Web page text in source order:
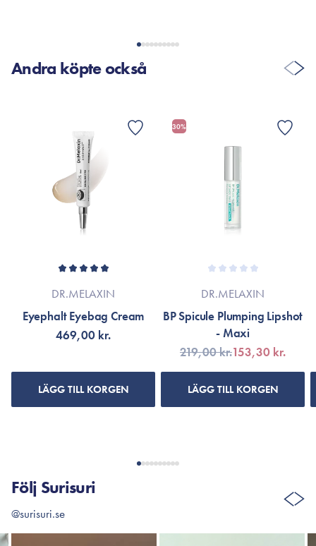
Andra köpte också
DR.MELAXIN
Eyephalt Eyebag Cream
469,00 kr.
LÄGG TILL KORGEN
30%
DR.MELAXIN
BP Spicule Plumping Lipshot
- Maxi
219,00 kr.153,30 kr.
LÄGG TILL KORGEN
Följ Surisuri
@surisuri.se